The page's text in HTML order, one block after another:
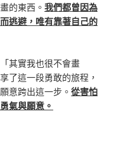
的東西。 我們都曾因為
逃避，唯有靠著自己的
其實我也很不會畫
了這一段勇敢的旅程，
意跨出這一步。 從害怕
氣與願意。